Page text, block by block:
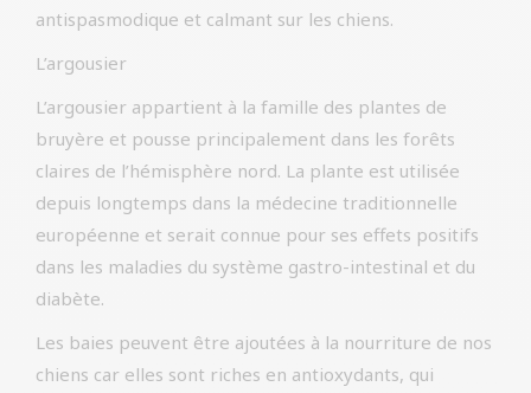
antispasmodique et calmant sur les chiens.
L’argousier
L’argousier appartient à la famille des plantes de
bruyère et pousse principalement dans les forêts
claires de l’hémisphère nord. La plante est utilisée
depuis longtemps dans la médecine traditionnelle
européenne et serait connue pour ses effets positifs
dans les maladies du système gastro-intestinal et du
diabète.
Les baies peuvent être ajoutées à la nourriture de nos
chiens car elles sont riches en antioxydants, qui